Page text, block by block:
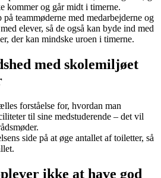
kommer og går midt i timerne.
teammøderne med medarbejderne og
elever, så de også kan byde ind med
der kan mindske uroen i timerne.
med skolemiljøet
forståelse for, hvordan man
til sine medstuderende – det vil
side på at øge antallet af toiletter, så
ikke at have god